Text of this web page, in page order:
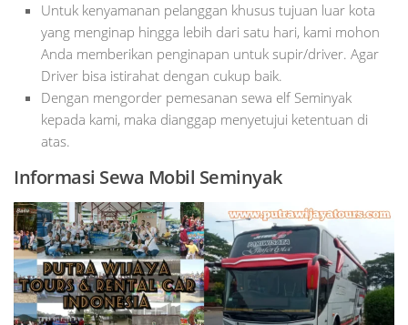
Untuk kenyamanan pelanggan khusus tujuan luar kota
yang menginap hingga lebih dari satu hari, kami mohon
Anda memberikan penginapan untuk supir/driver. Agar
Driver bisa istirahat dengan cukup baik.
Dengan mengorder pemesanan sewa elf Seminyak
kepada kami, maka dianggap menyetujui ketentuan di
atas.
Informasi Sewa Mobil Seminyak